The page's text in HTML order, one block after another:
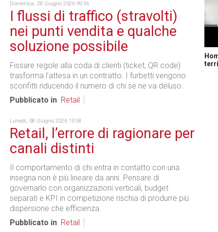
Domenica, 28 Giugno 2026 09:56
I flussi di traffico (stravolti)
nei punti vendita e qualche
soluzione possibile
Fissare regole alla coda di clienti (ticket, QR code)
trasforma l’attesa in un contratto. I furbetti vengono
sconfitti riducendo il numero di chi se ne va deluso.
Pubblicato in Retail
Lunedì, 08 Giugno 2026 10:58
Retail, l’errore di ragionare per
canali distinti
Il comportamento di chi entra in contatto con una
insegna non è più lineare da anni. Pensare di
governarlo con organizzazioni verticali, budget
separati e KPI in competizione rischia di produrre più
dispersione che efficienza.
Pubblicato in Retail